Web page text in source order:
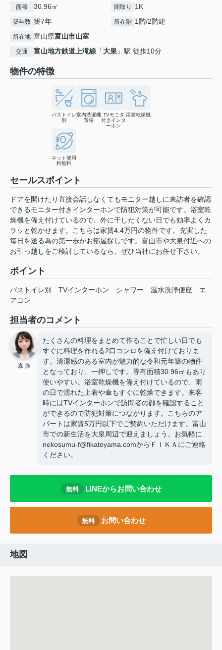
面積 30.96㎡ 間取り 1K
築年数 築7年 所在階 1階/2階建
所在地 富山県富山市山室
交通 富山地方鉄道上滝線 「大泉 」駅 徒歩10分
物件の特徴
バストイレ
別
室内洗濯機
置場
TVモニタ
付きインタ
ーホン
浴室乾燥機
ネット使用
料無料
セールスポイント
ドアを開けたり直接会話しなくてもモニター越しに来訪者を確認
できるモニター付きインターホンで防犯対策が可能です。浴室乾
燥機を備え付けているので、外に干したくない日でも効率よくカ
ラッと乾かせます。こちらは家賃4.4万円の物件です。充実した
毎日を送る為の第一歩がお部屋探しです。富山市や大泉付近への
お引っ越しをご検討しているなら、ぜひ当社にお任せ下さい。
ポイント
バストイレ別 TVインターホン シャワー 温水洗浄便座
エ
アコン
担当者のコメント
森 操
たくさんの料理をまとめて作ることで忙しい日でも
すぐに料理を作れる2口コンロを備え付けておりま
す。清潔感のある室内が魅力的な令和元年築の物件
となっており、一押しです。専有面積30.96㎡もあり
使いやすい。浴室乾燥機を備え付けているので、雨
の日で濡れた上着や傘もすぐに乾燥できます。来客
時にはTVインターホンで訪問者の顔を確認すること
ができるので防犯対策につながります。こちらのア
パートは家賃5万円以下でご契約いただけます。富山
市での新生活を大泉周辺で迎えましょう。お気軽に
nekosumu-f@fikatoyama.comからＦＩＫＡにご連絡
ください。
無料 LINEからお問い合わせ
無料 お問い合わせ
地図